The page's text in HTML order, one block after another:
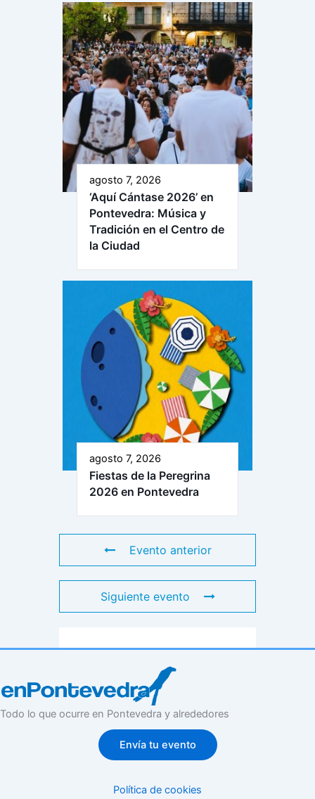
agosto 7, 2026
‘Aquí Cántase 2026’ en
Pontevedra: Música y
Tradición en el Centro de
la Ciudad
agosto 7, 2026
Fiestas de la Peregrina
2026 en Pontevedra
Evento anterior
Siguiente evento
Todo lo que ocurre en Pontevedra y alrededores
Envía tu evento
Política de cookies